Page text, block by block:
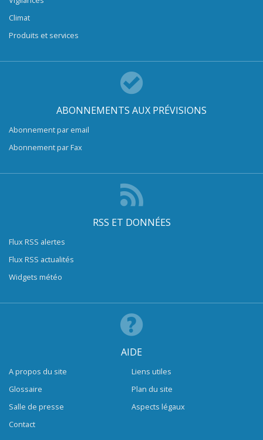
Climat
Produits et services
ABONNEMENTS AUX PRÉVISIONS
Abonnement par email
Abonnement par Fax
RSS ET DONNÉES
Flux RSS alertes
Flux RSS actualités
Widgets météo
AIDE
A propos du site
Glossaire
Salle de presse
Contact
Liens utiles
Plan du site
Aspects légaux